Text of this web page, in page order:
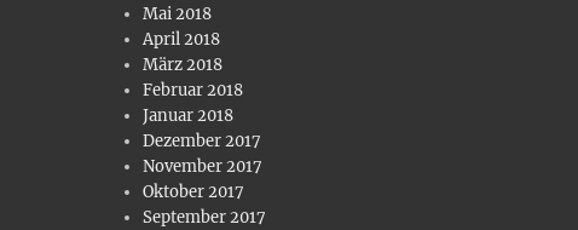
Mai 2018
April 2018
März 2018
Februar 2018
Januar 2018
Dezember 2017
November 2017
Oktober 2017
September 2017